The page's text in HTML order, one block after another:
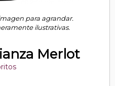
para agrandar.
ilustrativas.
Merlot